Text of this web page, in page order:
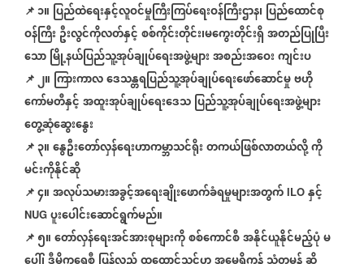
📌 ၁။ ပြည်ထဲရေးနှင့်လူဝင်မှုကြီးကြပ်ရေးဝန်ကြီးဌာန၊ ပြည်ထောင်စု
ဝန်ကြီး ဦးလွင်ကိုလတ်နှင့်စစ်ကိုင်းတိုင်း၊မကွေးတိုင်းရှိအတည်ပြုပြီး
သောမြို့နယ်ပြည်သူ့အုပ်ချုပ်ရေးအဖွဲ့များအစည်းအဝေးကျင်းပ
📌၂။ ကြားကာလဒေသန္တရပြည်သူ့အုပ်ချုပ်ရေးဖော်ဆောင်မှုဗဟို
ကော်မတီနှင့်အထူးအုပ်ချုပ်ရေးဒေသပြည်သူ့အုပ်ချုပ်ရေးအဖွဲ့များ
တွေ့ဆုံဆွေးနွေး
📌၃။နွေဦးတော်လှန်ရေးဟာကမ္ဘာသင်ရိုးတကယ်ဖြစ်လာတယ်လို့ကို
မင်းကိုနိုင်ဆို
📌၄။အလုပ်သမားအခွင့်အရေးချိုးဖောက်ခံရမှုများအတွက် ILO နှင့်
NUG ပူးပေါင်းဆောင်ရွက်မည်။
📌၅။တော်လှန်ရေးအင်အားစုများကိုစစ်ကောင်စီအနိုင်ယူနိုင်မည့်ပုံမ